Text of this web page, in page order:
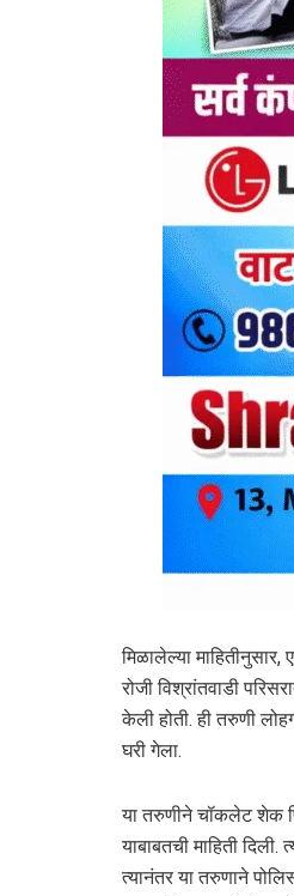
मिळालेल्या
रोजी विश्रांतवाडी
केली होती. ही तरुणी
घरी गेला.
या तरुणीने चॉकलेट शेक
याबाबतची माहिती
त्यानंतर या तरुणाने